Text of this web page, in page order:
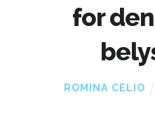
for
ROMINA CELIO